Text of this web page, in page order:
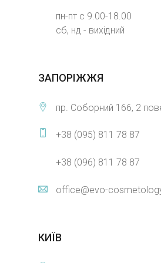
пн-пт с 9.00-18.00
сб, нд - вихідний
ЗАПОРІЖЖЯ
пр. Соборний 166, 2
+38 (095) 811 78 87
+38 (096) 811 78 87
office@evo-
КИЇВ